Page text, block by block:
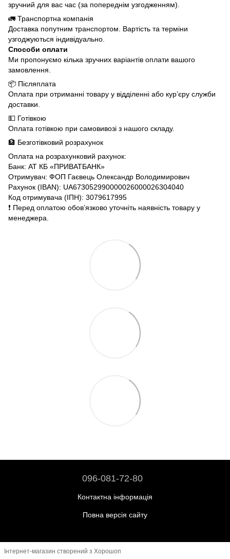
зручний для вас час (за попереднім узгодженням).
🚛 Транспортна компанія
Доставка попутним транспортом. Вартість та терміни
узгоджуються індивідуально.
Способи оплати
Ми пропонуємо кілька зручних варіантів оплати вашого
замовлення.
📦 Післяплата
Оплата при отриманні товару у відділенні або кур’єру служби
доставки.
💵 Готівкою
Оплата готівкою при самовивозі з нашого складу.
🏦 Безготівковий розрахунок
Оплата на розрахунковий рахунок:
Банк: АТ КБ «ПРИВАТБАНК»
Отримувач: ФОП Гаєвець Олександр Володимирович
Рахунок (IBAN): UA673052990000026000026304040
Код отримувача (ІПН): 3079617995
❗️ Перед оплатою обов’язково уточніть наявність товару у
менеджера.
096-081-72-80
Контактна інформація
Повна версія сайту
Інтернет-магазин створений з Хорошоп